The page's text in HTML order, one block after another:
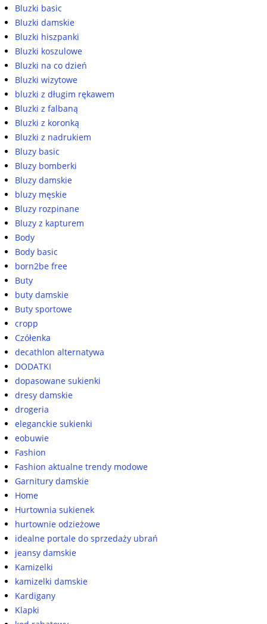
Bluzki basic
Bluzki damskie
Bluzki hiszpanki
Bluzki koszulowe
Bluzki na co dzień
Bluzki wizytowe
bluzki z długim rękawem
Bluzki z falbaną
Bluzki z koronką
Bluzki z nadrukiem
Bluzy basic
Bluzy bomberki
Bluzy damskie
bluzy męskie
Bluzy rozpinane
Bluzy z kapturem
Body
Body basic
born2be free
Buty
buty damskie
Buty sportowe
cropp
Czółenka
decathlon alternatywa
DODATKI
dopasowane sukienki
dresy damskie
drogeria
eleganckie sukienki
eobuwie
Fashion
Fashion aktualne trendy modowe
Garnitury damskie
Home
Hurtownia sukienek
hurtownie odzieżowe
idealne portale do sprzedaży ubrań
jeansy damskie
Kamizelki
kamizelki damskie
Kardigany
Klapki